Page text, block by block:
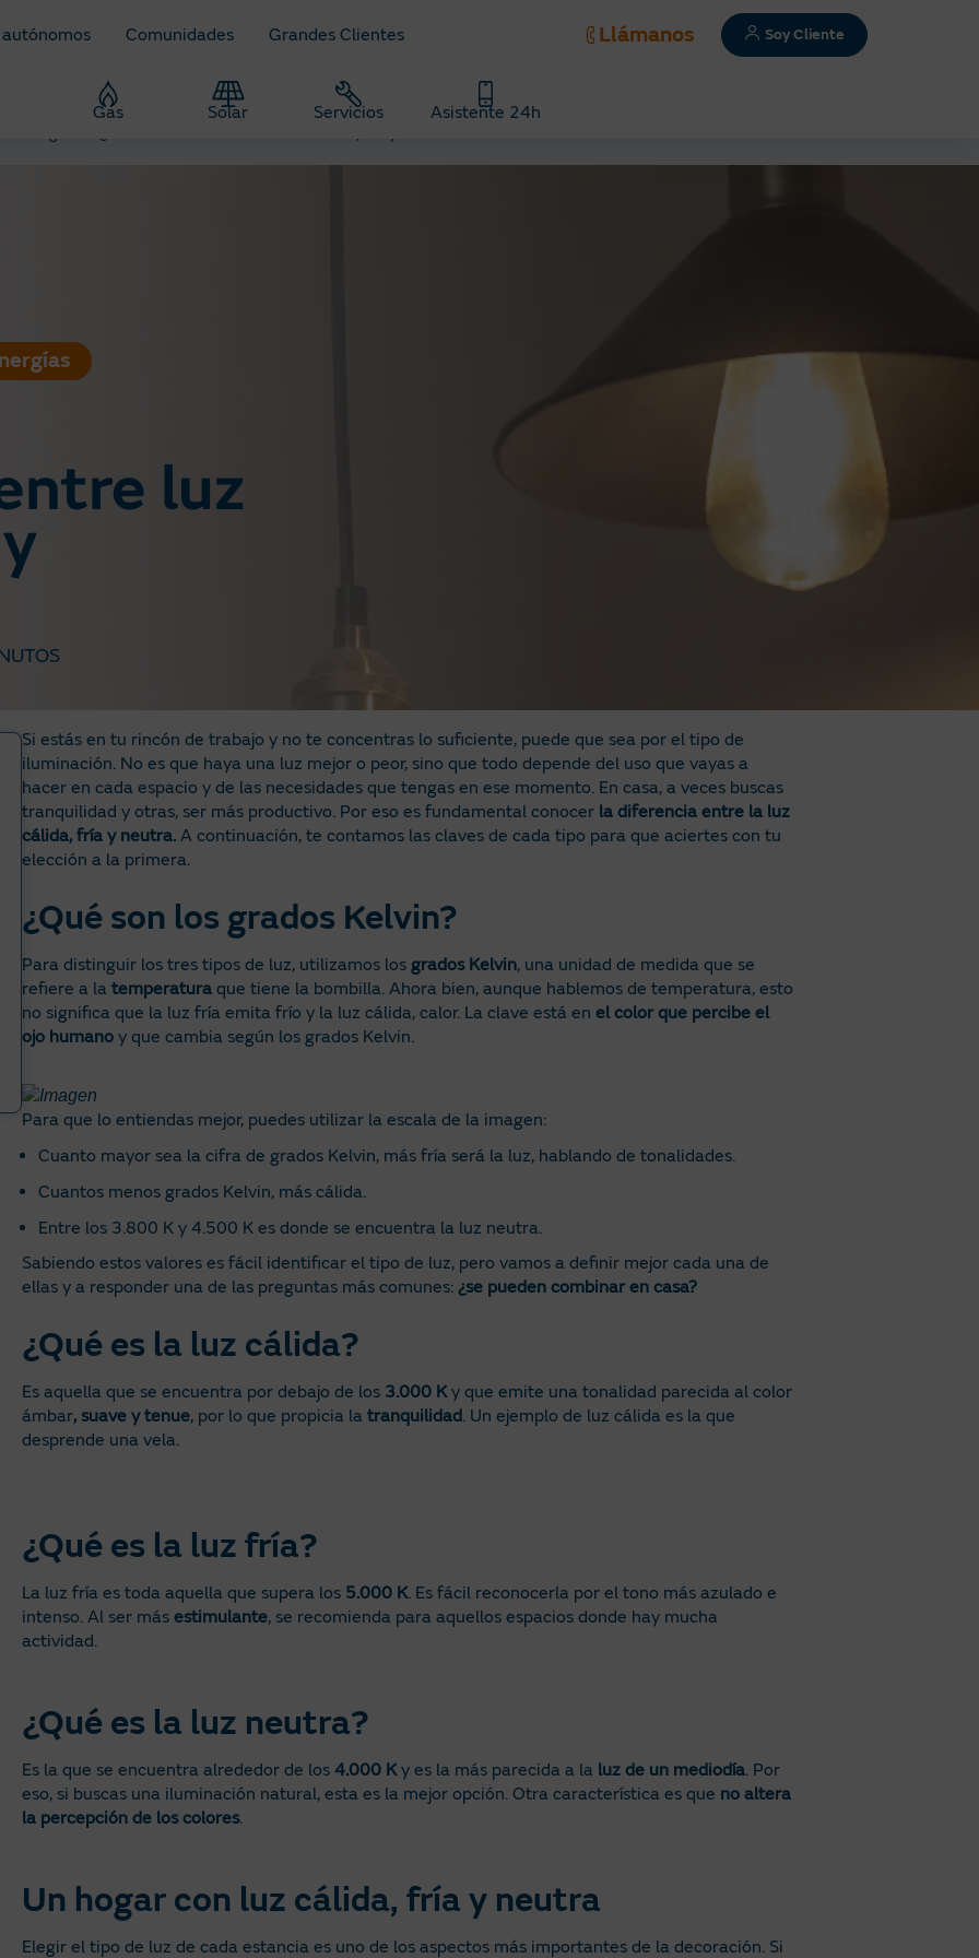
Comunidades Grandes Clientes Llámanos Soy Cliente
Gas Solar Servicios Asistente 24h
luz
Si estás en tu rincón de trabajo y no te concentras lo suficiente, puede que sea por el tipo de
iluminación. No es que haya una luz mejor o peor, sino que todo depende del uso que vayas a
hacer en cada espacio y de las necesidades que tengas en ese momento. En casa, a veces buscas
tranquilidad y otras, ser más productivo. Por eso es fundamental conocer la diferencia entre la luz
cálida, fría y neutra. A continuación, te contamos las claves de cada tipo para que aciertes con tu
elección a la primera.
¿Qué son los grados Kelvin?
Para distinguir los tres tipos de luz, utilizamos los grados Kelvin, una unidad de medida que se
refiere a la temperatura que tiene la bombilla. Ahora bien, aunque hablemos de temperatura, esto
no significa que la luz fría emita frío y la luz cálida, calor. La clave está en el color que percibe el
ojo humano y que cambia según los grados Kelvin.
Para que lo entiendas mejor, puedes utilizar la escala de la imagen:
Cuanto mayor sea la cifra de grados Kelvin, más fría será la luz, hablando de tonalidades.
Cuantos menos grados Kelvin, más cálida.
Entre los 3.800 K y 4.500 K es donde se encuentra la luz neutra.
Sabiendo estos valores es fácil identificar el tipo de luz, pero vamos a definir mejor cada una de
ellas y a responder una de las preguntas más comunes: ¿se pueden combinar en casa?
¿Qué es la luz cálida?
Es aquella que se encuentra por debajo de los 3.000 Ky que emite una tonalidad parecida al color
ámbar, suave y tenue, por lo que propicia la tranquilidad. Un ejemplo de luz cálida es la que
desprende una vela.
¿Qué es la luz fría?
La luz fría es toda aquella que supera los 5.000 K. Es fácil reconocerla por el tono más azulado e
intenso. Al ser más estimulante, se recomienda para aquellos espacios donde hay mucha
actividad.
¿Qué es la luz neutra?
Es la que se encuentra alrededor de los 4.000 Ky es la más parecida a la luz de un mediodía. Por
eso, si buscas una iluminación natural, esta es la mejor opción. Otra característica es que no altera
la percepción de los colores.
Un hogar con luz cálida, fría y neutra
Elegir el tipo de luz de cada estancia es uno de los aspectos más importantes de la decoración. Si